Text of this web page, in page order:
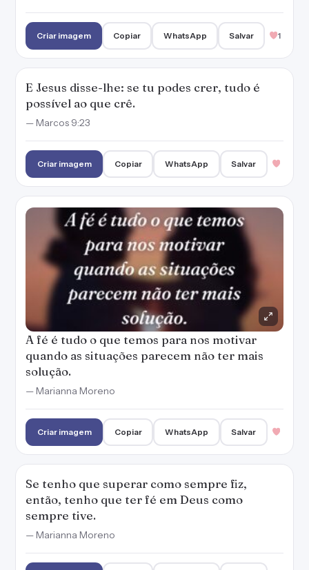
Criar imagem Copiar WhatsApp Salvar 1
E Jesus disse-lhe: se tu podes crer, tudo é
possível ao que crê.
— Marcos 9:23
Criar imagem Copiar WhatsApp Salvar
A fé é tudo o que temos para nos motivar
quando as situações parecem não ter mais
solução.
— Marianna Moreno
Criar imagem Copiar WhatsApp Salvar
Se tenho que superar como sempre fiz,
então, tenho que ter fé em Deus como
sempre tive.
— Marianna Moreno